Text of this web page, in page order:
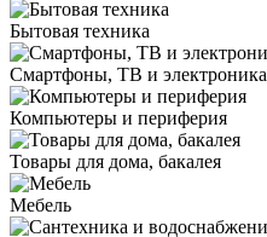
Бытовая техника
Смартфоны, ТВ и электроника
Компьютеры и периферия
Товары для дома, бакалея
Мебель